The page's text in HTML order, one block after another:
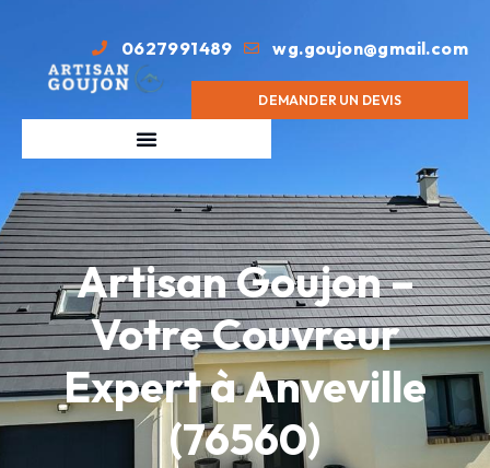
0627991489 wg.goujon@gmail.com
DEMANDER UN DEVIS
Artisan Goujon –
Votre Couvreur
Expert à Anveville
(76560)